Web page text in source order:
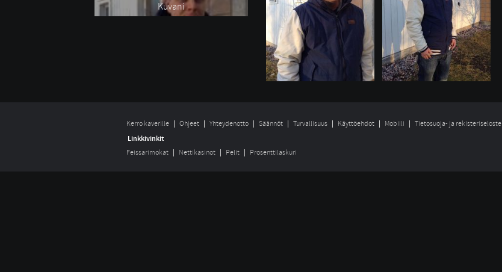
Kuvani
Kerro kaverille Ohjeet Yhteydenotto Säännöt Turvallisuus Käyttöehdot Mobiili Tietosuoja- ja rekisteriseloste
Linkkivinkit
Feissarimokat Nettikasinot Pelit Prosenttilaskuri